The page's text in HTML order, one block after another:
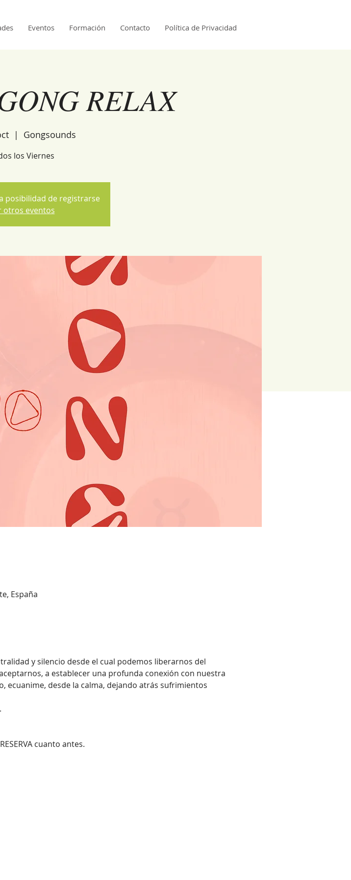
Eventos Formación Contacto Política de Privacidad
RELAX
  |
Gongsounds
los Viernes
posibilidad de registrarse
otros eventos
España
y silencio desde el cual podemos liberarnos del
a establecer una profunda conexión con nuestra
ecuanime, desde la calma, dejando atrás sufrimientos
cuanto antes.